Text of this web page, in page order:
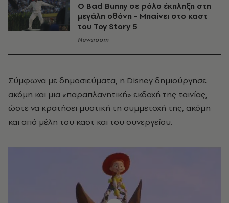
Ο Bad Bunny σε ρόλο έκπληξη στη
μεγάλη οθόνη - Μπαίνει στο καστ
του Toy Story 5
Newsroom
Σύμφωνα με δημοσιεύματα, η Disney δημιούργησε
ακόμη και μια «παραπλανητική» εκδοχή της ταινίας,
ώστε να κρατήσει μυστική τη συμμετοχή της, ακόμη
και από μέλη του καστ και του συνεργείου.